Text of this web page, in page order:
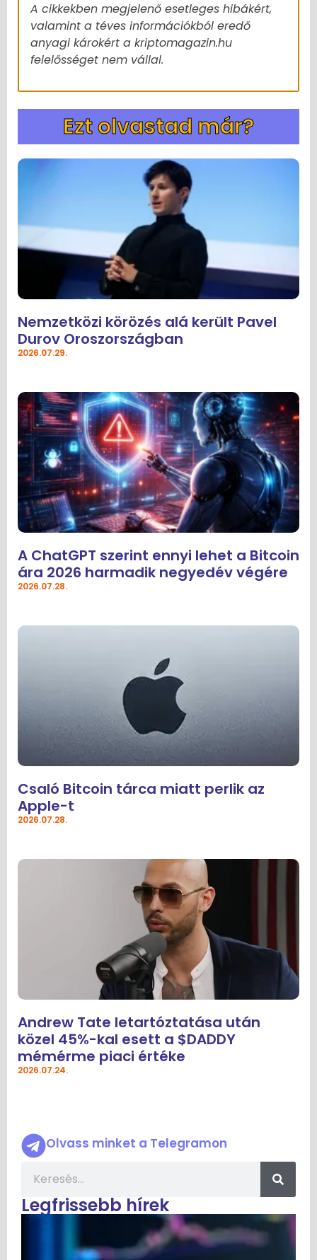
A cikkekben megjelenő esetleges hibákért,
valamint a téves információkból eredő
anyagi károkért a kriptomagazin.hu
felelősséget nem vállal.
Ezt olvastad már?
Nemzetközi körözés alá került Pavel
Durov Oroszországban
2026.07.29.
A ChatGPT szerint ennyi lehet a Bitcoin
ára 2026 harmadik negyedév végére
2026.07.28.
Csaló Bitcoin tárca miatt perlik az
Apple-t
2026.07.28.
Andrew Tate letartóztatása után
közel 45%-kal esett a $DADDY
mémérme piaci értéke
2026.07.24.
Olvass minket a Telegramon
Legfrissebb hírek